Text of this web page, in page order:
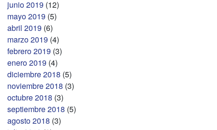
junio 2019 (12)
mayo 2019 (5)
abril 2019 (6)
marzo 2019 (4)
febrero 2019 (3)
enero 2019 (4)
diciembre 2018 (5)
noviembre 2018 (3)
octubre 2018 (3)
septiembre 2018 (5)
agosto 2018 (3)